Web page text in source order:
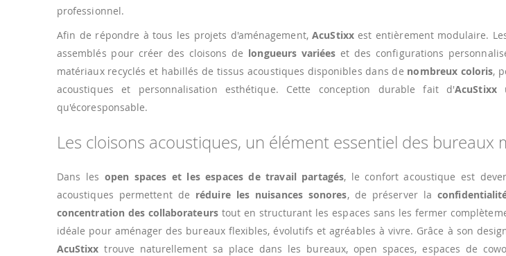
professionnel.
Afin de répondre à tous les projets d'aménagement,AcuStixxest entièrement modulaire.
assemblés pour créer des cloisons de longueurs variées et des configurations
matériaux recyclés et habillés de tissus acoustiques disponibles dans de nombreux coloris,
acoustiques et personnalisation esthétique. Cette conception durable fait d'AcuStixx
qu'écoresponsable.
Les cloisons acoustiques, un élément essentiel des bureaux
Dans les open spaces et les espaces de travail partagés, le confort acoustique est
acoustiques permettent de réduire les nuisances sonores, de préserver la
concentration des collaborateurstout en structurant les espaces sans les fermer
idéale pour aménager des bureaux flexibles, évolutifs et agréables à vivre. Grâce à son
AcuStixx trouve naturellement sa place dans les bureaux, open spaces, espaces de